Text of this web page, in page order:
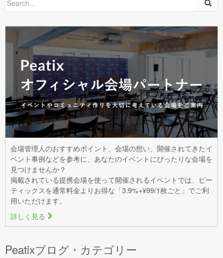
for:
会場管理人のおすすめポイント、会場の想い、開催されてきたイ
ベント事例などを参考に、あなたのイベントにぴったりな会場を
見つけませんか？
掲載されている提携会場を使って開催されるイベントでは、ピー
ティックスを通常料金よりお得な「3.9%+¥99/1枚ごと」でご利
用いただけます。
詳しく見る >
Peatixブログ・カテゴリー